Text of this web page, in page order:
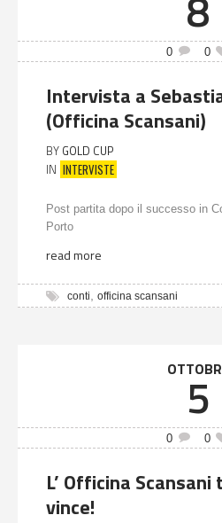
0 0
Intervista a
(Officina Scansani)
BY GOLD CUP
IN INTERVISTE
Post partita dopo il successo in
Porto
read more
conti officina scansani
5
0 0
L’ Officina
vince!